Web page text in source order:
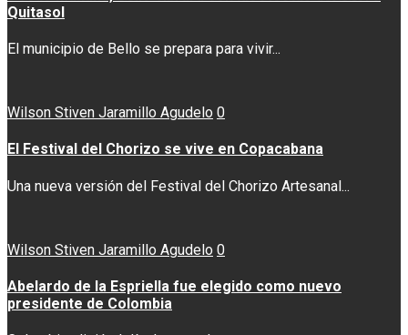
Quitasol
El municipio de Bello se prepara para vivir...
Wilson Stiven Jaramillo Agudelo 0
El Festival del Chorizo se vive en Copacabana
Una nueva versión del Festival del Chorizo Artesanal...
Wilson Stiven Jaramillo Agudelo 0
Abelardo de la Espriella fue elegido como nuevo
presidente de Colombia